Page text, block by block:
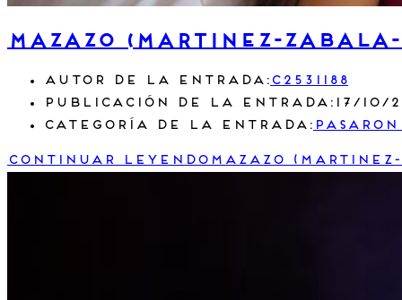
Mazazo (Martinez-
Autor de la entrada: c2531188
Publicación de la entrada: 17/10/
Categoría de la entrada:
Continuar leyendo Mazazo